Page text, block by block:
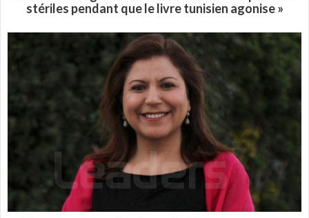
stériles pendant que le livre tunisien agonise »